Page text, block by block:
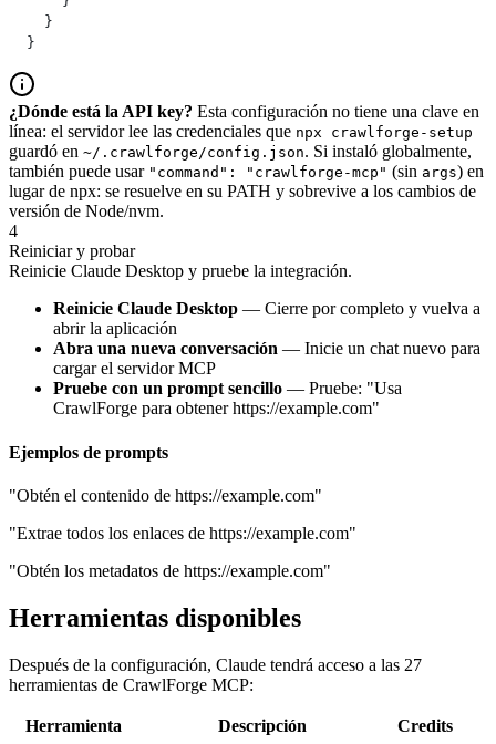
  }
}
¿Dónde está la API key? Esta configuración no tiene una clave en
línea: el servidor lee las credenciales que npx crawlforge-setup
guardó en ~/.crawlforge/config.json. Si instaló globalmente,
también puede usar "command": "crawlforge-mcp" (sin args) en
lugar de npx: se resuelve en su PATH y sobrevive a los cambios de
versión de Node/nvm.
4
Reiniciar y probar
Reinicie Claude Desktop y pruebe la integración.
Reinicie Claude Desktop — Cierre por completo y vuelva a
abrir la aplicación
Abra una nueva conversación — Inicie un chat nuevo para
cargar el servidor MCP
Pruebe con un prompt sencillo — Pruebe: "Usa
CrawlForge para obtener https://example.com"
Ejemplos de prompts
"Obtén el contenido de https://example.com"
"Extrae todos los enlaces de https://example.com"
"Obtén los metadatos de https://example.com"
Herramientas disponibles
Después de la configuración, Claude tendrá acceso a las 27
herramientas de CrawlForge MCP:
Herramienta Descripción
Credits